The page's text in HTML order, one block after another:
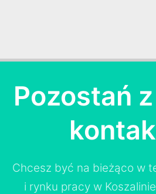
Pozostań
Chcesz być na bieżąco w
i rynku pracy w